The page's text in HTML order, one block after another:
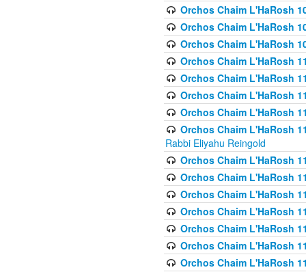
Orchos Chaim L'HaRosh
Orchos Chaim L'HaRosh
Orchos Chaim L'HaRosh
Orchos Chaim L'HaRosh
Orchos Chaim L'HaRosh
Orchos Chaim L'HaRosh
Orchos Chaim L'HaRosh
Orchos Chaim L'HaRosh
Rabbi Eliyahu Reingold
Orchos Chaim L'HaRosh
Orchos Chaim L'HaRosh
Orchos Chaim L'HaRosh
Orchos Chaim L'HaRosh
Orchos Chaim L'HaRosh
Orchos Chaim L'HaRosh
Orchos Chaim L'HaRosh